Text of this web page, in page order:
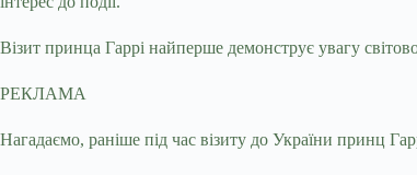
Візит принца Гаррі найперше демонструє увагу
РЕКЛАМА
Нагадаємо, раніше під час візиту до України принц